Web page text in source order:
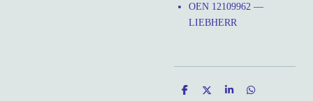
OEN 12109962 —
LIEBHERR
D
D
S
D